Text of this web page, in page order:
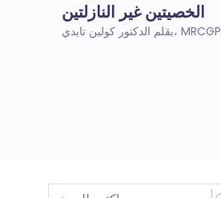
الخصيتين غير النازلتين
بقلم الدكتور كولين تايدي، MRCGP